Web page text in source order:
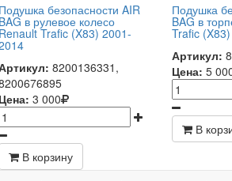
Подушка безопасности AIR
BAG в рулевое колесо
Renault Trafic (X83) 2001-
8200136331,
Цена: 3 000
В корзину
Подушка
BAG в
Trafic
Артикул:
Цена: 5
В